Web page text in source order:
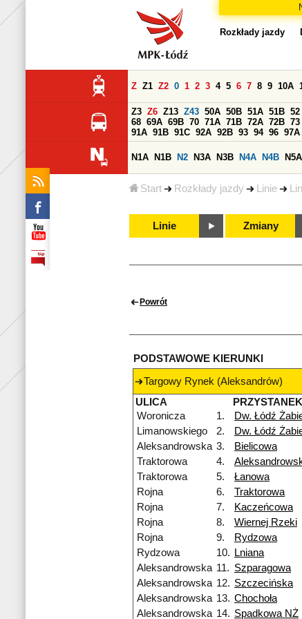
Start Rozkłady jazdy Linie
Rozkłady jazdy
Z Z1 Z2 0 1 2 3 4 5 6 7 8 9 10A
Z3 Z6 Z13 Z43 50A 50B 51A 51B 52
68 69A 69B 70 71A 71B 72A 72B 73
91A 91B 91C 92A 92B 93 94 96 97A
N1A N1B N2 N3A N3B N4A N4B N5A
Linie Zmiany
Powrót
PODSTAWOWE KIERUNKI
Targowy Rynek (Aleksandrów)
ULICA
PRZYSTANEK
Woronicza
1. Dw. Łódź
Limanowskiego
2. Dw. Łódź
Aleksandrowska 3. Bielicowa
Traktorowa
4.
Traktorowa
5. Łanowa
Rojna
6. Traktorowa
Rojna
7. Kaczeńcowa
Rojna
8. Wiernej Rzeki
Rojna
9. Rydzowa
Rydzowa
10. Lniana
Aleksandrowska 11. Szparagowa
Aleksandrowska 12. Szczecińska
Aleksandrowska 13. Chochoła
Aleksandrowska 14. Spadkowa NŻ